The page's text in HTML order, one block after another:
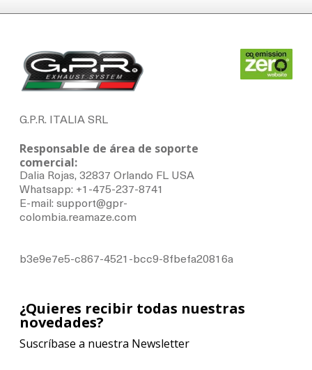
G.P.R. ITALIA SRL
Responsable de área de soporte
comercial:
Dalia Rojas, 32837 Orlando FL USA
Whatsapp: +1-475-237-8741
E-mail: support@gpr-
colombia.reamaze.com
b3e9e7e5-c867-4521-bcc9-8fbefa20816a
¿Quieres recibir todas nuestras
novedades?
Suscríbase a nuestra Newsletter